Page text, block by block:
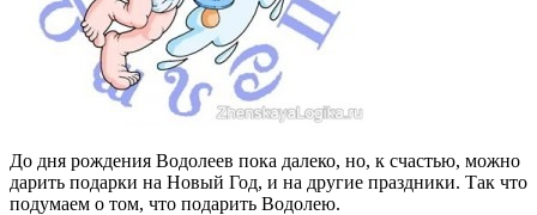
До дня рождения Водолеев пока далеко, но, к счастью, можно
дарить подарки на Новый Год, и на другие праздники. Так что
подумаем о том, что подарить Водолею.